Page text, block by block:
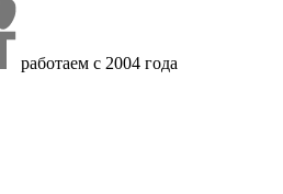
работаем с 2004 года